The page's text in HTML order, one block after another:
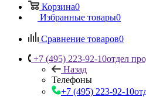
Корзина0
Избранные товары0
Сравнение товаров0
+7 (495) 223-92-10отдел
Назад
Телефоны
+7 (495) 223-92-10